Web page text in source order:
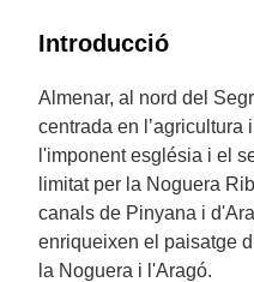
Introducció
Almenar, al nord del
centrada en l’agricultura
l'imponent església i el
limitat per la Noguera
canals de Pinyana i
enriqueixen el paisatge
la Noguera i l'Aragó.